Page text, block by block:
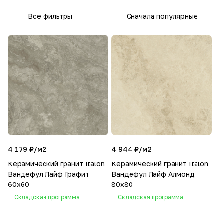
Все фильтры Сначала популярные
4 179 ₽/м2
Керамический гранит Italon
Вандефул Лайф Графит
60x60
Складская программа
4 944 ₽/м2
Керамический гранит Italon
Вандефул Лайф Алмонд
80х80
Складская программа